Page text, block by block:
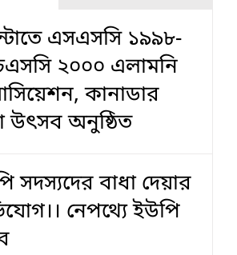
এসএসসি ১৯৯৮-
২০০০ এলামনি
কানাডার
উৎসব অনুষ্ঠিত
সদস্যদের বাধা দেয়ার
নেপথ্যে ইউপি